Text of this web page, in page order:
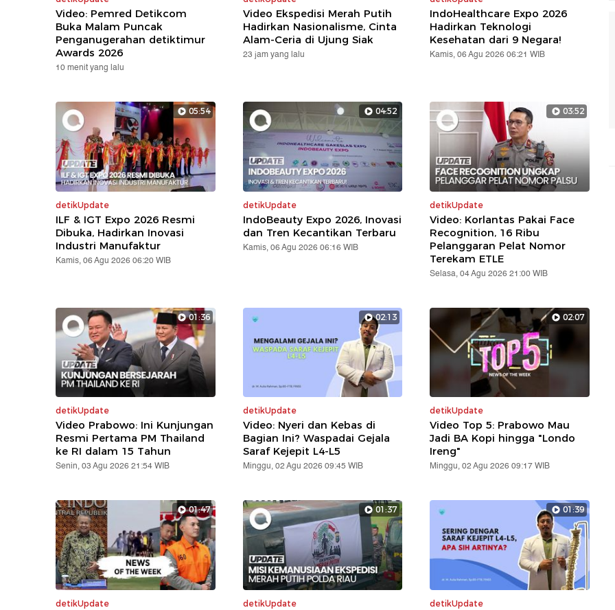
Video: Pemred Detikcom
Buka Malam Puncak
Penganugerahan detiktimur
Awards 2026
10 menit yang lalu
Video Ekspedisi Merah Putih
Hadirkan Nasionalisme, Cinta
Alam-Ceria di Ujung Siak
23 jam yang lalu
IndoHealthcare Expo 2026
Hadirkan Teknologi
Kesehatan dari 9 Negara!
Kamis, 06 Agu 2026 06:21 WIB
05:54
detikUpdate
ILF & IGT Expo 2026 Resmi
Dibuka, Hadirkan Inovasi
Industri Manufaktur
Kamis, 06 Agu 2026 06:20 WIB
04:52
detikUpdate
IndoBeauty Expo 2026, Inovasi
dan Tren Kecantikan Terbaru
Kamis, 06 Agu 2026 06:16 WIB
03:52
detikUpdate
Video: Korlantas Pakai Face
Recognition, 16 Ribu
Pelanggaran Pelat Nomor
Terekam ETLE
Selasa, 04 Agu 2026 21:00 WIB
01:36
detikUpdate
Video Prabowo: Ini Kunjungan
Resmi Pertama PM Thailand
ke RI dalam 15 Tahun
Senin, 03 Agu 2026 21:54 WIB
02:13
detikUpdate
Video: Nyeri dan Kebas di
Bagian Ini? Waspadai Gejala
Saraf Kejepit L4-L5
Minggu, 02 Agu 2026 09:45 WIB
02:07
detikUpdate
Video Top 5: Prabowo Mau
Jadi BA Kopi hingga "Londo
Ireng"
Minggu, 02 Agu 2026 09:17 WIB
01:47
detikUpdate
01:37
detikUpdate
01:39
detikUpdate